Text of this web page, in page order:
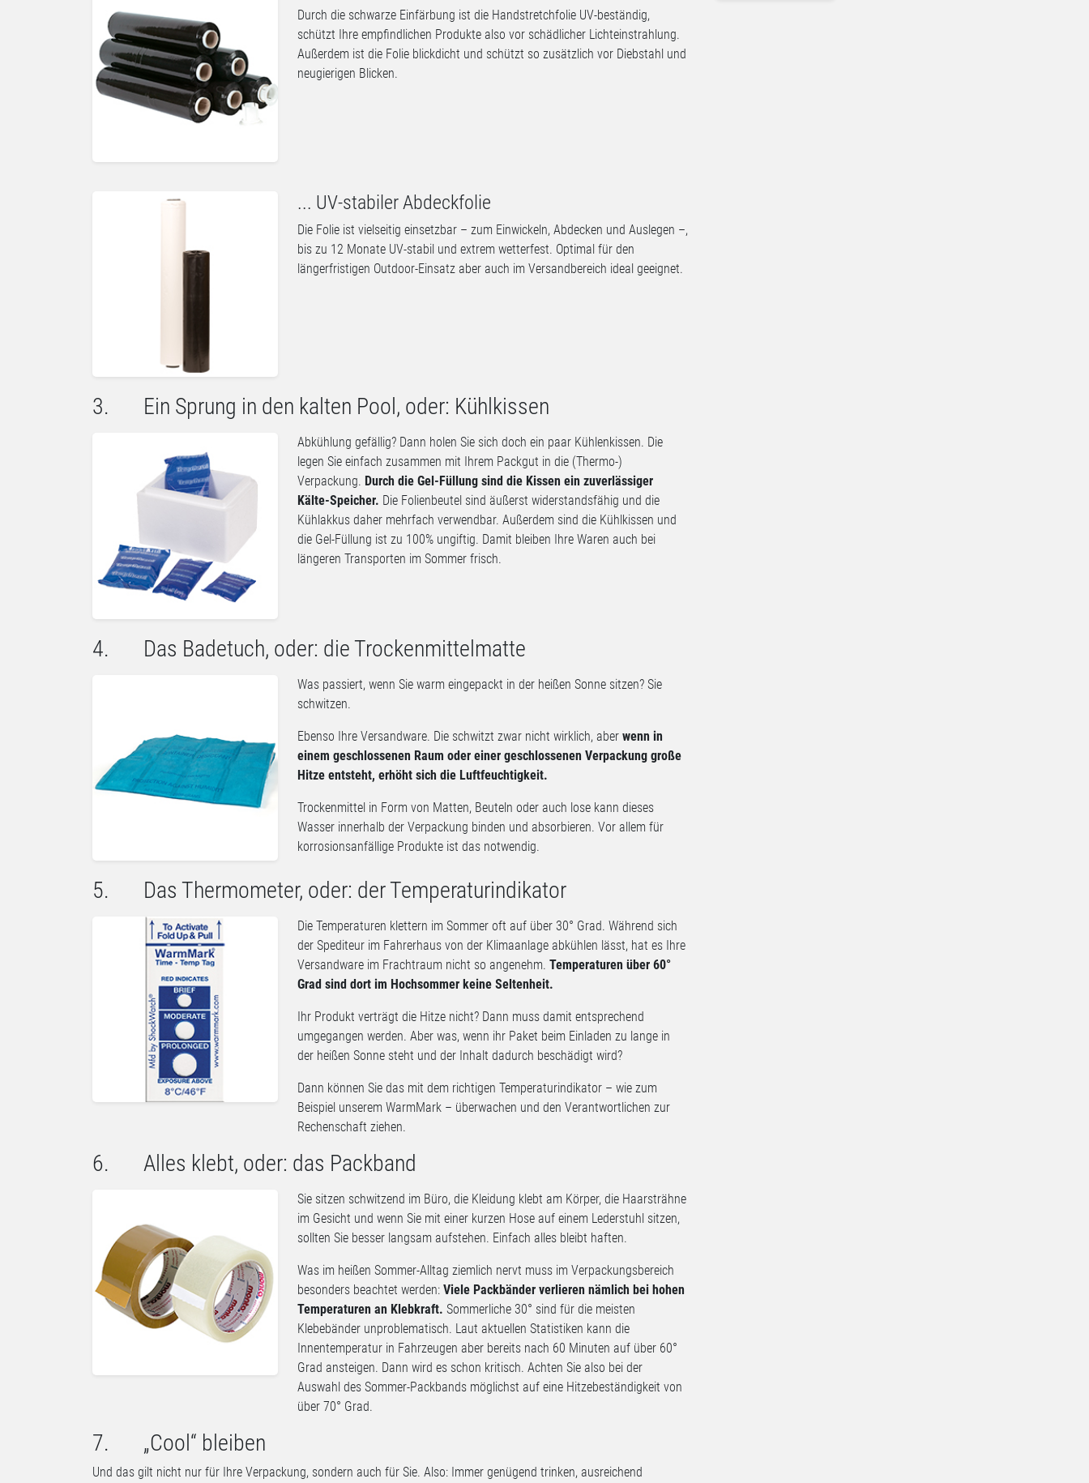
Durch die schwarze Einfärbung ist die Handstretchfolie UV-beständig,
schützt Ihre empfindlichen Produkte also vor schädlicher Lichteinstrahlung.
Außerdem ist die Folie blickdicht und schützt so zusätzlich vor Diebstahl und
neugierigen Blicken.
... UV-stabiler Abdeckfolie
Die Folie ist vielseitig einsetzbar – zum Einwickeln, Abdecken und Auslegen –,
bis zu 12 Monate UV-stabil und extrem wetterfest. Optimal für den
längerfristigen Outdoor-Einsatz aber auch im Versandbereich ideal geeignet.
3. Ein Sprung in den kalten Pool, oder: Kühlkissen
Abkühlung gefällig? Dann holen Sie sich doch ein paar Kühlenkissen. Die
legen Sie einfach zusammen mit Ihrem Packgut in die (Thermo-)
Verpackung. Durch die Gel-Füllung sind die Kissen ein zuverlässiger
Kälte-Speicher. Die Folienbeutel sind äußerst widerstandsfähig und die
Kühlakkus daher mehrfach verwendbar. Außerdem sind die Kühlkissen und
die Gel-Füllung ist zu 100% ungiftig. Damit bleiben Ihre Waren auch bei
längeren Transporten im Sommer frisch.
4. Das Badetuch, oder: die Trockenmittelmatte
Was passiert, wenn Sie warm eingepackt in der heißen Sonne sitzen? Sie
schwitzen.
Ebenso Ihre Versandware. Die schwitzt zwar nicht wirklich, aberwenn in
einem geschlossenen Raum oder einer geschlossenen Verpackung große
Hitze entsteht, erhöht sich die Luftfeuchtigkeit.
Trockenmittel in Form von Matten, Beuteln oder auch lose kann dieses
Wasser innerhalb der Verpackung binden und absorbieren. Vor allem für
korrosionsanfällige Produkte ist das notwendig.
5. Das Thermometer, oder: der Temperaturindikator
Die Temperaturen klettern im Sommer oft auf über 30° Grad. Während sich
der Spediteur im Fahrerhaus von der Klimaanlage abkühlen lässt, hat es Ihre
Versandware im Frachtraum nicht so angenehm.Temperaturen über 60°
Grad sind dort im Hochsommer keine Seltenheit.
Ihr Produkt verträgt die Hitze nicht? Dann muss damit entsprechend
umgegangen werden. Aber was, wenn ihr Paket beim Einladen zu lange in
der heißen Sonne steht und der Inhalt dadurch beschädigt wird?
Dann können Sie das mit dem richtigen Temperaturindikator – wie zum
Beispiel unserem WarmMark – überwachen und den Verantwortlichen zur
Rechenschaft ziehen.
6. Alles klebt, oder: das Packband
Sie sitzen schwitzend im Büro, die Kleidung klebt am Körper, die Haarsträhne
im Gesicht und wenn Sie mit einer kurzen Hose auf einem Lederstuhl sitzen,
sollten Sie besser langsam aufstehen. Einfach alles bleibt haften.
Was im heißen Sommer-Alltag ziemlich nervt muss im Verpackungsbereich
besonders beachtet werden:Viele Packbänder verlieren nämlich bei hohen
Temperaturen an Klebkraft. Sommerliche 30° sind für die meisten
Klebebänder unproblematisch. Laut aktuellen Statistiken kann die
Innentemperatur in Fahrzeugen aber bereits nach 60 Minuten auf über 60°
Grad ansteigen. Dann wird es schon kritisch. Achten Sie also bei der
Auswahl des Sommer-Packbands möglichst auf eine Hitzebeständigkeit von
über 70° Grad.
7. „Cool“ bleiben
Und das gilt nicht nur für Ihre Verpackung, sondern auch für Sie. Also: Immer genügend trinken, ausreichend